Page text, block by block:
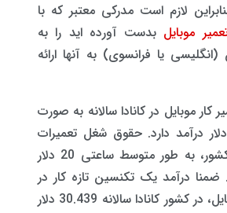
لازم است مدرکی معتبر که با
موبایل بدست آورده اید را به
یا فرانسوی) به آنها ارائه
کار موبایل در کانادا سالانه به صورت
هزار دلار درآمد دارد. حقوق شغل تعمیرات
موبایل در خارج کشور، به طور متوسط ساعتی 20 دلار
درآمد یک تکنسین تازه کار در
شغل تعمیرات موبایل، در کشور کانادا سالانه 30.439 دلار